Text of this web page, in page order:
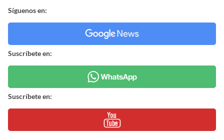
Síguenos en:
Suscríbete en:
Suscríbete en: